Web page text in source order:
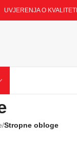
UVJERENJA O KVALITETI
/Stropne obloge